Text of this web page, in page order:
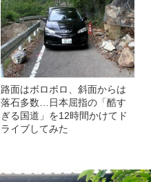
路面はボロボロ、斜面からは
落石多数…日本屈指の「酷す
ぎる国道」を12時間かけてド
ライブしてみた